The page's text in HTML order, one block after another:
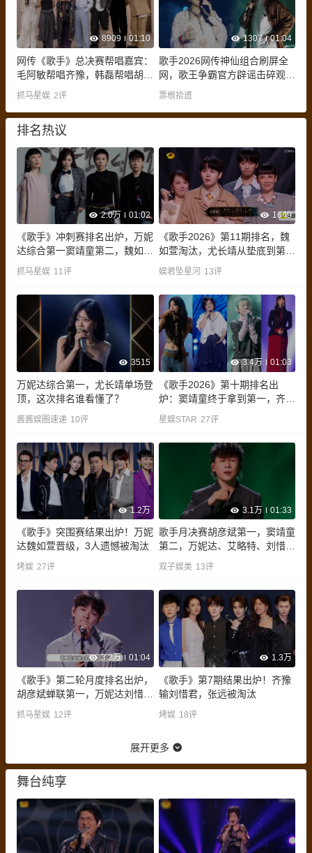
8909 01:10
网传《歌手》总决赛帮唱嘉宾：
毛阿敏帮唱齐豫，韩磊帮唱胡彦
斌
抓马星娱 2评
1307 01:04
歌手2026网传神仙组合刷屏全
网，歌王争霸官方辟谣击碎观众
既定猜想
票根拾遗
排名热议
2.0万 01:02
《歌手》冲刺赛排名出炉，万妮
达综合第一窦靖童第二，魏如萱
遗憾淘汰
抓马星娱 11评
1649
《歌手2026》第11期排名，魏
如萱淘汰，尤长靖从垫底到第一
被骂皇族
娱君坠星河 13评
3515
万妮达综合第一，尤长靖单场登
顶，这次排名谁看懂了？
酱酱娱圈速递 10评
3.4万 01:03
《歌手2026》第十期排名出
炉：窦靖童终于拿到第一，齐豫
倒数第二
星娱STAR 27评
1.2万
《歌手》突围赛结果出炉！万妮
达魏如萱晋级，3人遗憾被淘汰
烤娱 27评
3.1万 01:33
歌手月决赛胡彦斌第一，窦靖童
第二，万妮达、艾略特、刘惜君
淘汰
双子娱类 13评
3.2万 01:04
《歌手》第二轮月度排名出炉，
胡彦斌蝉联第一，万妮达刘惜君
等三人被淘汰
抓马星娱 12评
1.3万
《歌手》第7期结果出炉！齐豫
输刘惜君，张远被淘汰
烤娱 18评
展开更多
舞台纯享